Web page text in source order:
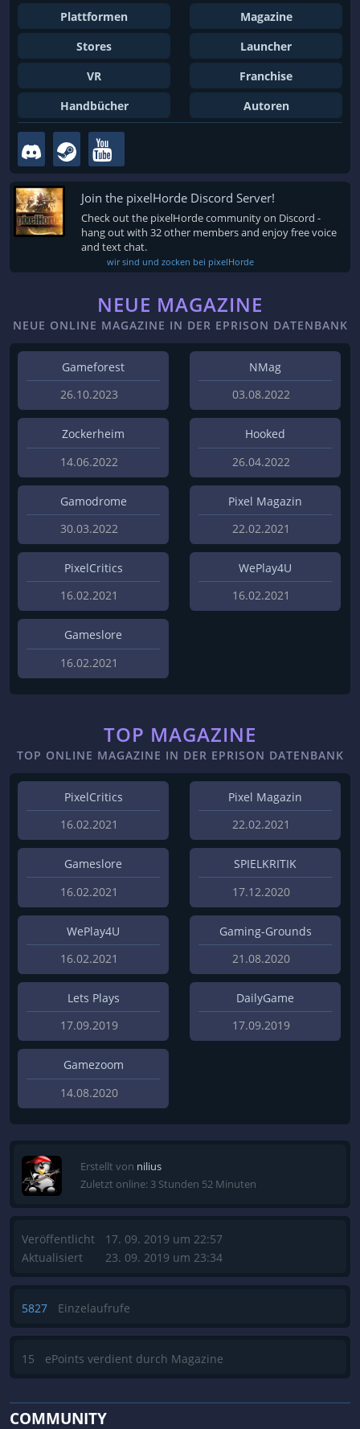
Plattformen
Magazine
Stores
Launcher
VR
Franchise
Handbücher
Autoren
Join the pixelHorde Discord Server!
Check out the pixelHorde community on Discord -
hang out with 32 other members and enjoy free voice
and text chat.
wir sind und zocken bei pixelHorde
NEUE MAGAZINE
NEUE ONLINE MAGAZINE IN DER EPRISON DATENBANK
Gameforest
26.10.2023
NMag
03.08.2022
Zockerheim
14.06.2022
Hooked
26.04.2022
Gamodrome
30.03.2022
Pixel Magazin
22.02.2021
PixelCritics
16.02.2021
WePlay4U
16.02.2021
Gameslore
16.02.2021
TOP MAGAZINE
TOP ONLINE MAGAZINE IN DER EPRISON DATENBANK
PixelCritics
16.02.2021
Pixel Magazin
22.02.2021
Gameslore
16.02.2021
SPIELKRITIK
17.12.2020
WePlay4U
16.02.2021
Gaming-Grounds
21.08.2020
Lets Plays
17.09.2019
DailyGame
17.09.2019
Gamezoom
14.08.2020
Erstellt von nilius
Zuletzt online: 3 Stunden 52 Minuten
Veröffentlicht
Aktualisiert
17. 09. 2019 um 22:57
23. 09. 2019 um 23:34
5827 Einzelaufrufe
15 ePoints verdient durch Magazine
COMMUNITY